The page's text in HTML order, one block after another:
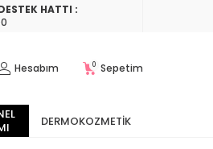
HATTI :
Hesabım 0 Sepetim
DERMOKOZMETIK